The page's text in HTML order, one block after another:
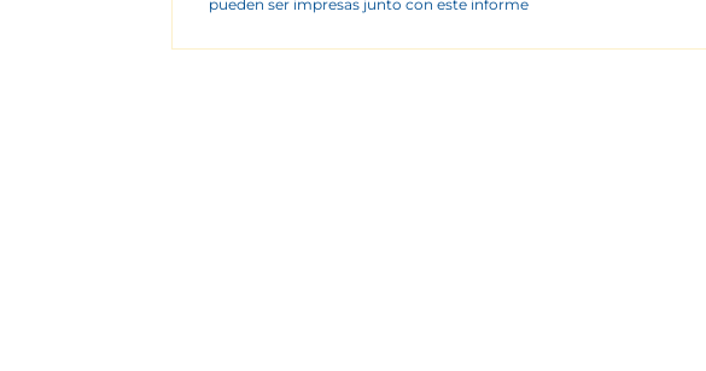
pueden ser impresas junto con este informe